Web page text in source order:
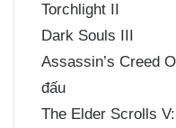
Torchlight II
Dark Souls III
Assassin’s Creed
đấu
The Elder Scrolls